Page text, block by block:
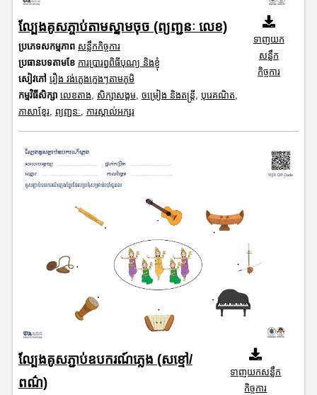
ល្បែងគូសភ្ចាប់តាមស្នាមចុច (ព្យញ្ជនៈ លេខ)
ប្រភេទសកម្មភាព សន្លឹកកិច្ចការ
ប្រធានបទតាមខែ ការប្រារព្ធពិធីបុណ្យ និងខ្ញុំ
សៀវភៅ រឿង វង់ភ្លេងក្មេងៗតាមភូមិ
កម្មវិធីសិក្សា លេខតាង, សិក្សាសង្គម, ចម្រៀង និងតន្ត្រី, បុរេគណិត,
ភាសាខ្មែរ, ព្យញ្ជនៈ, ការស្គាល់អក្សរ
ទាញយក
សន្លឹក
កិច្ចការ
ល្បែងគូសភ្ជាប់ឧបករណ៍ភ្លេង (សខ្មៅ/
ពណ៌)
ទាញយកសន្លឹក
កិច្ចការ